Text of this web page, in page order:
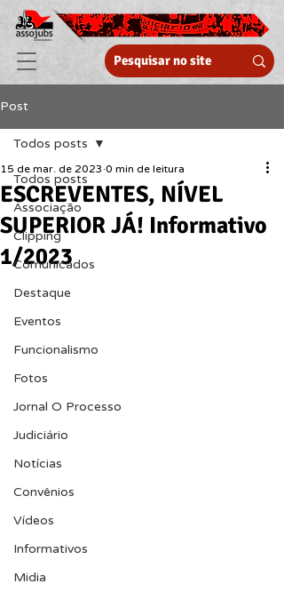
Post
Todos posts
Associação
Clipping
Comunicados
Destaque
Eventos
Funcionalismo
Fotos
Jornal O Processo
Judiciário
Notícias
Convênios
Vídeos
Informativos
Midia
Todos posts
ESCREVENTES, NÍVEL
SUPERIOR JÁ! Informativo
1/2023
15 de mar. de 2023 0 min de leitura